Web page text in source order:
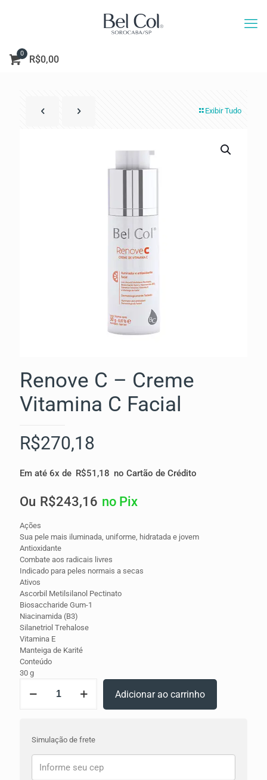
0
R$0,00
Exibir Tudo
Renove C – Creme
Vitamina C Facial
R$270,18
Em até 6x de R$51,18 no Cartão de Crédito
Ou R$243,16 no Pix
Ações
Sua pele mais iluminada, uniforme, hidratada e jovem
Antioxidante
Combate aos radicais livres
Indicado para peles normais a secas
Ativos
Ascorbil Metilsilanol Pectinato
Biosaccharide Gum-1
Niacinamida (B3)
Silanetriol Trehalose
Vitamina E
Manteiga de Karité
Conteúdo
30 g
quantidade
Adicionar ao carrinho
Simulação de frete